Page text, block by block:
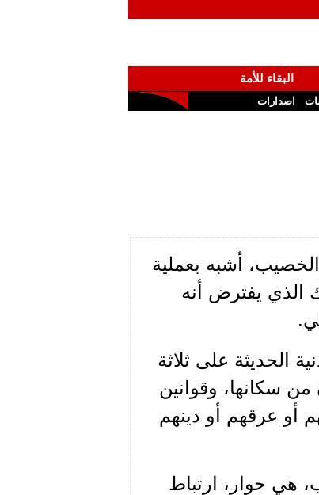
البقاء للأمة
اصدارات
أشبه بعملية
الذي يفترض أنه
الحديثة على ثلاثة
سكانها، وقوانين
أو عرقهم أو دينهم
هي حوار، ارتباط